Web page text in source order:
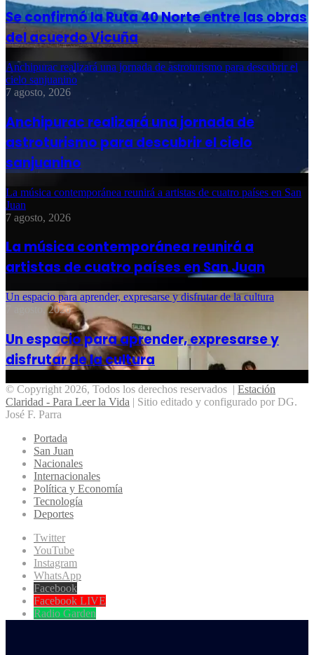
Se confirmó la Ruta 40 Norte entre las obras
del acuerdo Vicuña
Anchipurac realizará una jornada de astroturismo para descubrir el
cielo sanjuanino
7 agosto, 2026
Anchipurac realizará una jornada de
astroturismo para descubrir el cielo
sanjuanino
La música contemporánea reunirá a artistas de cuatro países en San
Juan
7 agosto, 2026
La música contemporánea reunirá a
artistas de cuatro países en San Juan
Un espacio para aprender, expresarse y disfrutar de la cultura
7 agosto, 2026
Un espacio para aprender, expresarse y
disfrutar de la cultura
© Copyright 2026, Todos los derechos reservados | Estación
Claridad - Para Leer la Vida | Sitio editado y configurado por DG.
José F. Parra
Portada
San Juan
Nacionales
Internacionales
Política y Economía
Tecnología
Deportes
Twitter
YouTube
Instagram
WhatsApp
Facebook
Facebook LIVE
Radio Garden